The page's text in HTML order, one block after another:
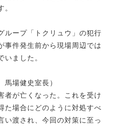
ループ「トクリュウ」の犯行
事件発生前から現場周辺では
ました。
場健史室長）
者が亡くなった。これを受け
た場合にどのように対処すべ
い渡され、今回の対策に至っ